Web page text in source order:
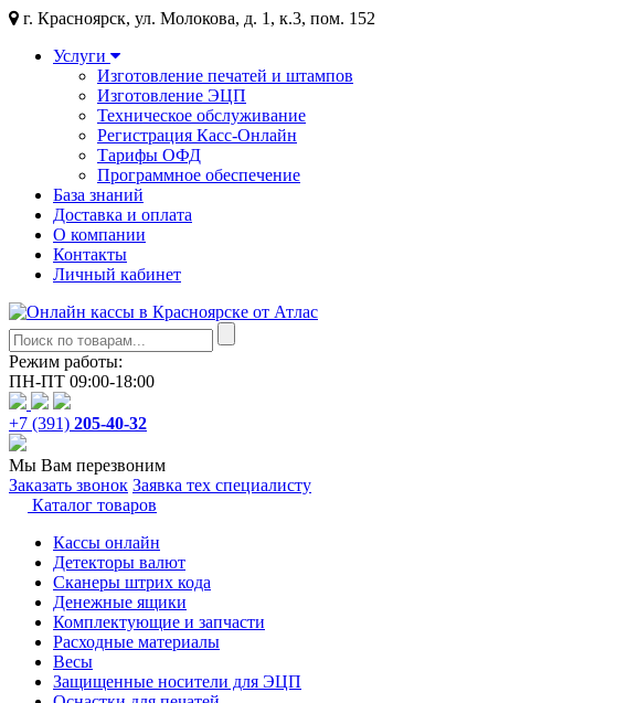
г. Красноярск, ул. Молокова, д. 1, к.3, пом. 152
Услуги
Изготовление печатей и штампов
Изготовление ЭЦП
Техническое обслуживание
Регистрация Касс-Онлайн
Тарифы ОФД
Программное обеспечение
База знаний
Доставка и оплата
О компании
Контакты
Личный кабинет
Режим работы:
ПН-ПТ 09:00-18:00
+7 (391) 205-40-32
Мы Вам перезвоним
Заказать звонок Заявка тех специалисту
Каталог товаров
Кассы онлайн
Детекторы валют
Сканеры штрих кода
Денежные ящики
Комплектующие и запчасти
Расходные материалы
Весы
Защищенные носители для ЭЦП